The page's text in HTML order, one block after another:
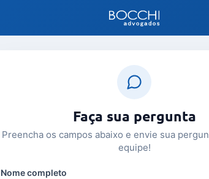
Faça sua pergunta
Preencha os campos abaixo e envie sua
equipe!
Nome completo